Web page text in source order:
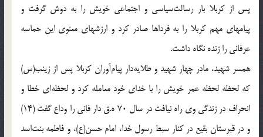
پس از كربلا بار رسالت‌سياسى و اجتماعى خويش را به دوش گرفت و
پيامهاى مهم كربلا را به فرداها صادر كرد و ارزشهاى معنوى اين حماسه
عرفانى را زنده نگاه داشت.
همسر شهيد، مادر چهار شهيد و طلايه‌دار پيام‌آوران كربلا پس از زينب(س)
كه لحظه لحظه عمر خويش را با خداى خود معامله كرد و لحظه‌اى خطا و
انحراف در زندگى وى راه نيافت در سال 70 ه.ق دار فانى را وداع گفت (14)
و در قبرستان بقيع در كنار سبط رسول خدا، امام حسن(ع)، و فاطمه بنت‌اسد